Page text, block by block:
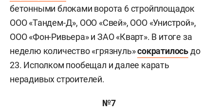
бетонными блоками ворота 6 стройплощадок
ООО «Тандем-Д», ООО «Свей», ООО «Унистрой»,
ООО «Фон-Ривьера» и ЗАО «Кварт». В итоге за
неделю количество «грязнуль»сократилосьдо
23. Исполком пообещал и далее карать
нерадивых строителей.
№7